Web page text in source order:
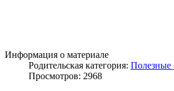
Информация о материале
Родительская категория: Полезные
Просмотров: 2968